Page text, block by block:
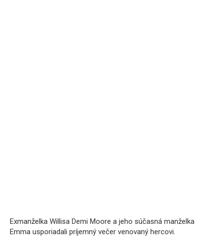
Exmanželka Willisa Demi Moore a jeho súčasná manželka
Emma usporiadali príjemný večer venovaný hercovi.